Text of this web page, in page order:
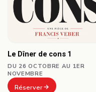
Le Dîner de cons 1
DU 26 OCTOBRE AU 1ER
NOVEMBRE
Réserver